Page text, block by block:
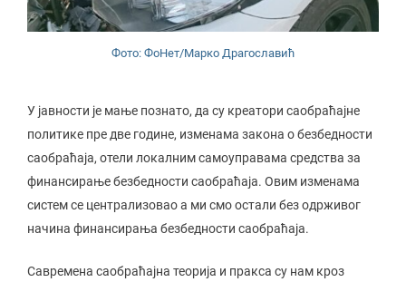
Фото: ФоНет/Марко Драгославић
У јавности је мање познато, да су креатори саобраћајне
политике пре две године, изменама закона о безбедности
саобраћаја, отели локалним самоуправама средства за
финансирање безбедности саобраћаја. Овим изменама
систем се централизовао а ми смо остали без одрживог
начина финансирања безбедности саобраћаја.
Савремена саобраћајна теорија и пракса су нам кроз